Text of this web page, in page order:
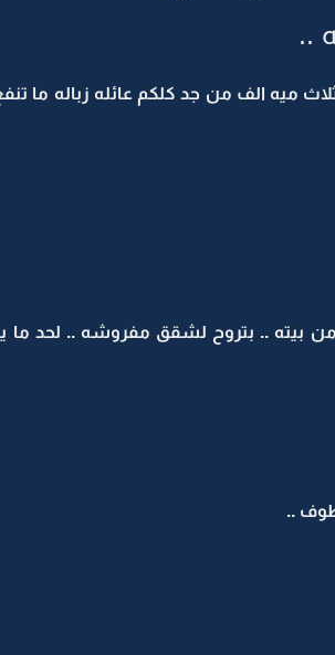
..
الف من جد كلكم عائله زباله ما تنفع
.. بتروح لشقق مفروشه .. لحد ما
..